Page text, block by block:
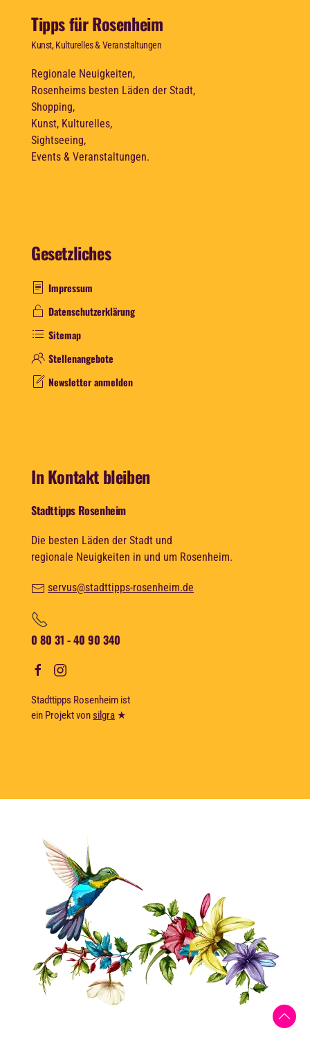
Tipps für Rosenheim
Kunst, Kulturelles & Veranstaltungen
Regionale Neuigkeiten,
Rosenheims besten Läden der Stadt,
Shopping,
Kunst, Kulturelles,
Sightseeing,
Events & Veranstaltungen.
Gesetzliches
Impressum
Datenschutzerklärung
Sitemap
Stellenangebote
Newsletter anmelden
In Kontakt bleiben
Stadttipps Rosenheim
Die besten Läden der Stadt und
regionale Neuigkeiten in und um Rosenheim.
servus@stadttipps-rosenheim.de
0 80 31 - 40 90 340
Stadttipps Rosenheim ist
ein Projekt von silgra ★